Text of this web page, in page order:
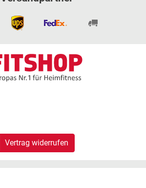
Vertrag widerrufen